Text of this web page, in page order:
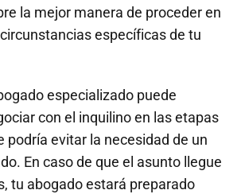
la mejor manera de proceder en
específicas de tu
especializado puede
con el inquilino en las etapas
podría evitar la necesidad de un
En caso de que el asunto llegue
tu abogado estará preparado